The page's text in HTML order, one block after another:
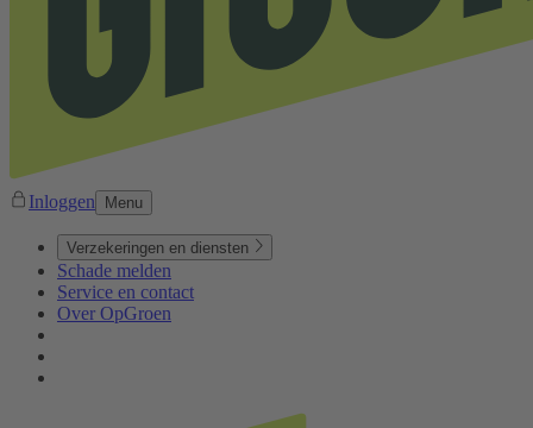
Inloggen Menu
Verzekeringen en diensten
Schade melden
Service en contact
Over OpGroen